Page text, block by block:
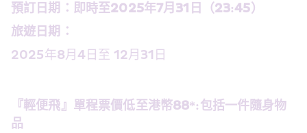
預訂日期：即時至2025年7月31日（23:45）
旅遊日期：
2025年8月4日至 12月31日
『輕便飛』單程票價低至港幣88*:包括一件隨身物
品